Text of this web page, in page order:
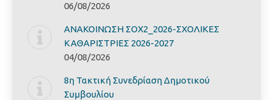
06/08/2026
ΑΝΑΚΟΙΝΩΣΗ ΣΟΧ2_2026-ΣΧΟΛΙΚΕΣ
ΚΑΘΑΡΙΣΤΡΙΕΣ 2026-2027
04/08/2026
8η Τακτική Συνεδρίαση Δημοτικού
Συμβουλίου